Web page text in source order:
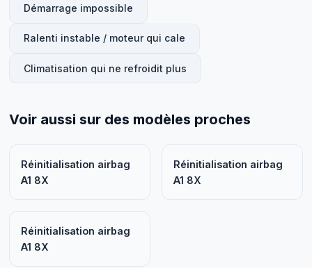
Démarrage impossible
Ralenti instable / moteur qui cale
Climatisation qui ne refroidit plus
Voir aussi sur des modèles proches
Réinitialisation airbag
A1 8X
Réinitialisation airbag
A1 8X
Réinitialisation airbag
A1 8X